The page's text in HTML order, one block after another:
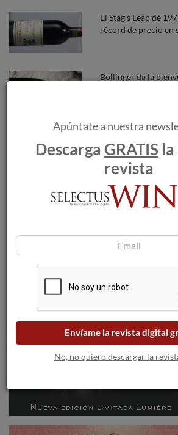
El Stag’s Leap de
récord de precio en
Bollinger da la
tercera edición de
Apúntate a nuestra
DescargaGRATIS
revista
Envíame la revista digital
No, no quiero descargar la